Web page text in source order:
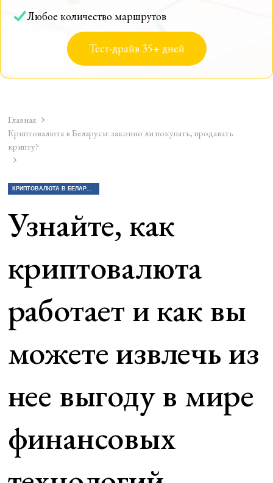
Любое количество маршрутов
Тест-драйв 35+ дней
Главная
Криптовалюта в Беларуси: законно ли покупать, продавать
крипту?
КРИПТОВАЛЮТА В БЕЛАРУСИ: ЗАКОННО ЛИ ПОКУПАТЬ, ПРОДАВАТЬ КРИПТУ?
Узнайте, как
криптовалюта
работает и как вы
можете извлечь из
нее выгоду в мире
финансовых